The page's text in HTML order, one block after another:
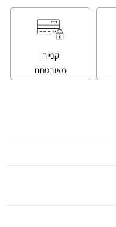
קנייה
מאובטחת